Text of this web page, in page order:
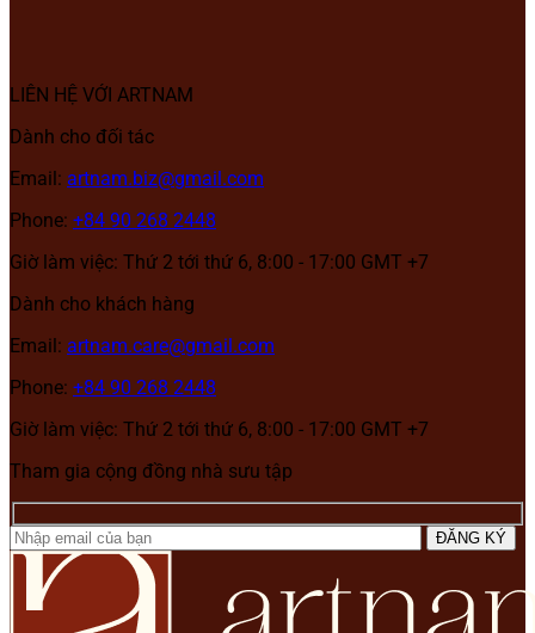
LIÊN HỆ VỚI ARTNAM
Dành cho đối tác
Email: artnam.biz@gmail.com
Phone: +84 90 268 2448
Giờ làm việc: Thứ 2 tới thứ 6, 8:00 - 17:00 GMT +7
Dành cho khách hàng
Email: artnam.care@gmail.com
Phone: +84 90 268 2448
Giờ làm việc: Thứ 2 tới thứ 6, 8:00 - 17:00 GMT +7
Tham gia cộng đồng nhà sưu tập